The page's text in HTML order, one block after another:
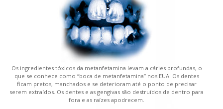
Os ingredientes tóxicos da metanfetamina levam a cáries profundas, o
que se conhece como “boca de metanfetamina” nos EUA. Os dentes
ficam pretos, manchados e se deterioram até o ponto de precisar
serem extraídos. Os dentes e as gengivas são destruídos de dentro para
fora e as raízes apodrecem.